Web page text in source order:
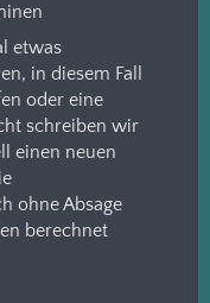
etwas
in diesem Fall
oder eine
schreiben wir
einen neuen
ohne Absage
berechnet